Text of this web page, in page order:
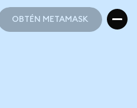
OBTÉN METAMASK